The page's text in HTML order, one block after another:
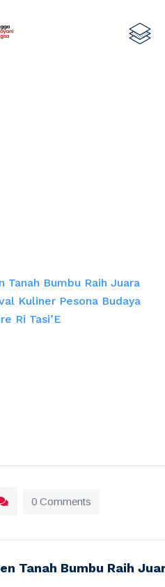
Tanah Bumbu Raih Juara
Kuliner Pesona Budaya
Ri Tasi’E
0 Comments
Tanah Bumbu Raih